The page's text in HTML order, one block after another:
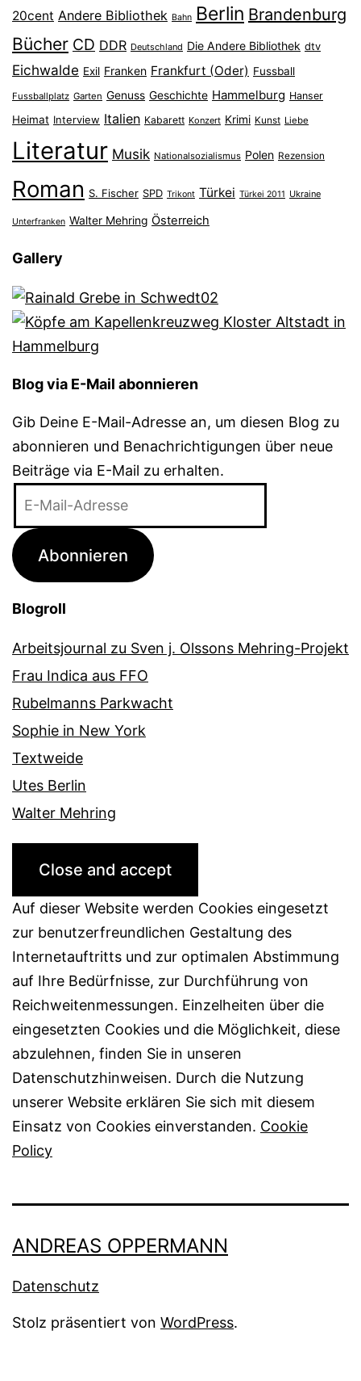
20cent Andere Bibliothek Bahn Berlin Brandenburg
Bücher CD DDR Deutschland Die Andere Bibliothek dtv
Eichwalde Exil Franken Frankfurt (Oder) Fussball
Fussballplatz Garten Genuss Geschichte Hammelburg Hanser
Heimat Interview Italien Kabarett Konzert Krimi Kunst Liebe
Literatur Musik Nationalsozialismus Polen Rezension
Roman S. Fischer SPD Trikont Türkei Türkei 2011 Ukraine
Unterfranken Walter Mehring Österreich
Gallery
Blog via E-Mail abonnieren
Gib Deine E-Mail-Adresse an, um diesen Blog zu
abonnieren und Benachrichtigungen über neue
Beiträge via E-Mail zu erhalten.
Adresse
Abonnieren
Blogroll
Arbeitsjournal zu Sven j. Olssons Mehring-Projekt
Frau Indica aus FFO
Rubelmanns Parkwacht
Sophie in New York
Textweide
Utes Berlin
Walter Mehring
Auf dieser Website werden Cookies eingesetzt
zur benutzerfreundlichen Gestaltung des
Internetauftritts und zur optimalen Abstimmung
auf Ihre Bedürfnisse, zur Durchführung von
Reichweitenmessungen. Einzelheiten über die
eingesetzten Cookies und die Möglichkeit, diese
abzulehnen, finden Sie in unseren
Datenschutzhinweisen. Durch die Nutzung
unserer Website erklären Sie sich mit diesem
Einsatz von Cookies einverstanden. Cookie
Policy
ANDREAS OPPERMANN
Datenschutz
Stolz präsentiert von WordPress.